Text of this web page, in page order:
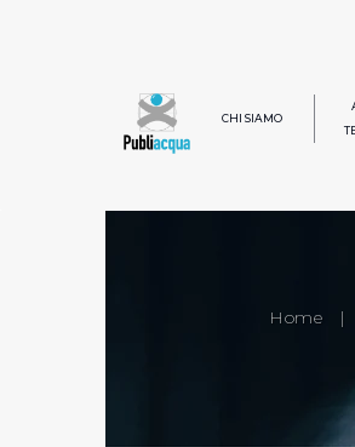
CHI SIAMO
Home |